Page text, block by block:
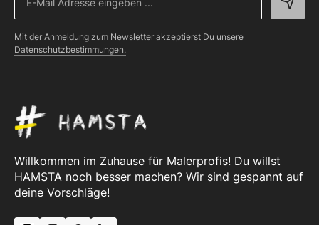
Mit der Anmeldung zum Newsletter akzeptierst Du unsere
Datenschutzbestimmungen.
Willkommen im Zuhause für Malerprofis! Du willst
HAMSTA noch besser machen? Wir sind gespannt auf
deine Vorschläge!